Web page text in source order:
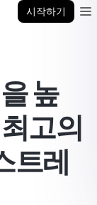
시작하기
높
고의
트레